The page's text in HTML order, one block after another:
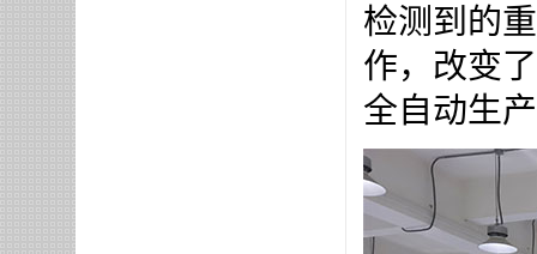
检测到的
作，改变
全自动生